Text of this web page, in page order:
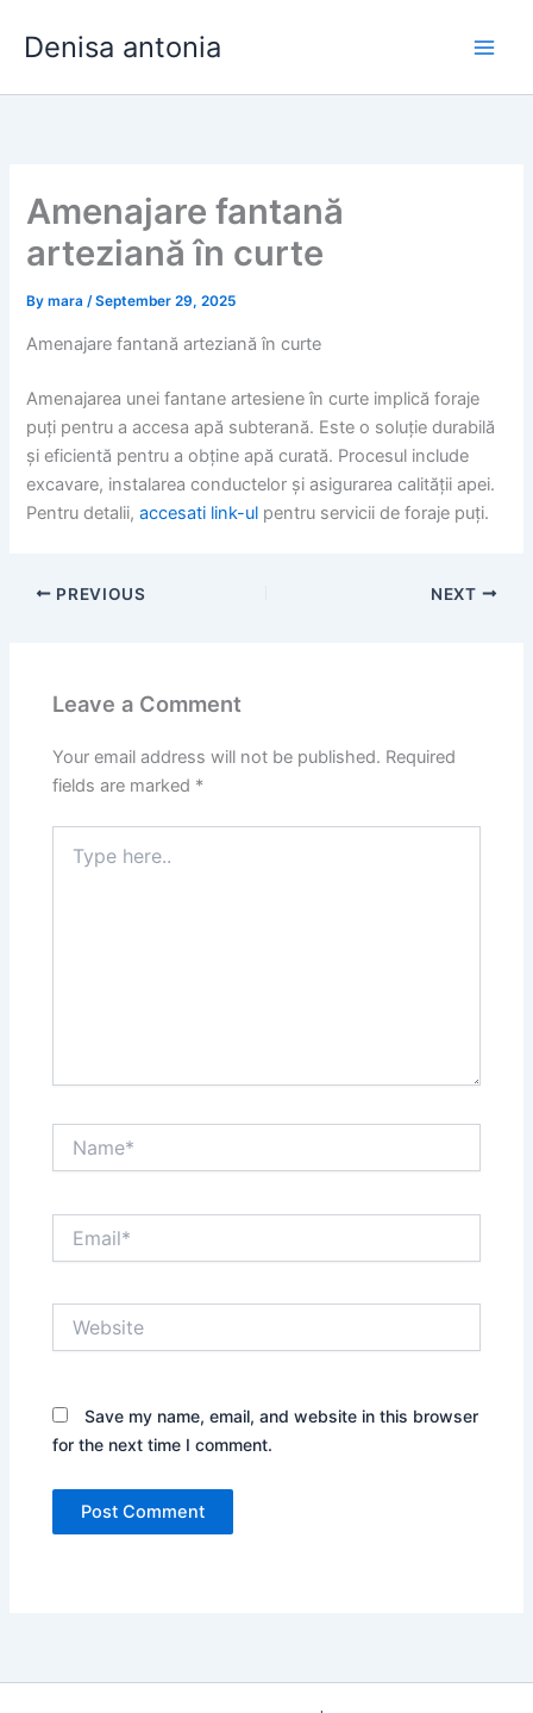
Denisa antonia
Amenajare fantană
arteziană în curte
Bymara/September 29, 2025
Amenajare fantană arteziană în curte
Amenajarea unei fantane artesiene în curte implică foraje
puți pentru a accesa apă subterană. Este o soluție durabilă
și eficientă pentru a obține apă curată. Procesul include
excavare, instalarea conductelor și asigurarea calității apei.
Pentru detalii,accesati link-ul pentru servicii de foraje puți.
PREVIOUS NEXT
Leave a Comment
Your email address will not be published. Required
fields are marked *
here..
Save my name, email, and website in this browser
for the next time I comment.